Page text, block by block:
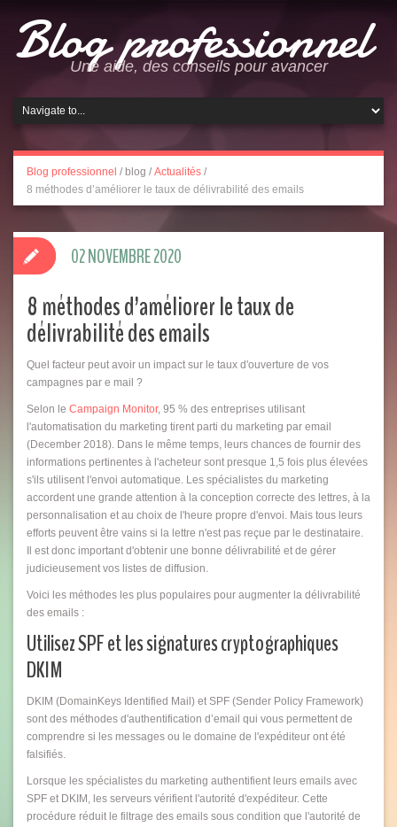
Blog professionnel
Une aide, des conseils pour avancer
Blog professionnel / blog / Actualités /
8 méthodes d’améliorer le taux de délivrabilité des emails
8 méthodes d’améliorer le taux de
délivrabilité des emails
Quel facteur peut avoir un impact sur le taux d'ouverture de vos
campagnes par e mail ?
Selon le Campaign Monitor, 95 % des entreprises utilisant
l'automatisation du marketing tirent parti du marketing par email
(December 2018). Dans le même temps, leurs chances de fournir des
informations pertinentes à l'acheteur sont presque 1,5 fois plus élevées
s'ils utilisent l'envoi automatique. Les spécialistes du marketing
accordent une grande attention à la conception correcte des lettres, à la
personnalisation et au choix de l'heure propre d'envoi. Mais tous leurs
efforts peuvent être vains si la lettre n'est pas reçue par le destinataire.
Il est donc important d'obtenir une bonne délivrabilité et de gérer
judicieusement vos listes de diffusion.
Voici les méthodes les plus populaires pour augmenter la délivrabilité
des emails :
Utilisez SPF et les signatures cryptographiques
DKIM
DKIM (DomainKeys Identified Mail) et SPF (Sender Policy Framework)
sont des méthodes d'authentification d’email qui vous permettent de
comprendre si les messages ou le domaine de l'expéditeur ont été
falsifiés.
Lorsque les spécialistes du marketing authentifient leurs emails avec
SPF et DKIM, les serveurs vérifient l'autorité d'expéditeur. Cette
procédure réduit le filtrage des emails sous condition que l'autorité de
02 NOVEMBRE 2020